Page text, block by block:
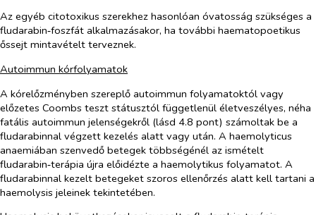
Az egyéb citotoxikus szerekhez hasonlóan óvatosság szükséges a
fludarabin‑foszfát alkalmazásakor, ha további haematopoetikus
őssejt mintavételt terveznek.
Autoimmun kórfolyamatok
A kórelőzményben szereplő autoimmun folyamatoktól vagy
előzetes Coombs teszt státusztól függetlenül életveszélyes, néha
fatális autoimmun jelenségekről (lásd 4.8 pont) számoltak be a
fludarabinnal végzett kezelés alatt vagy után. A haemolyticus
anaemiában szenvedő betegek többségénél az ismételt
fludarabin‑terápia újra előidézte a haemolytikus folyamatot. A
fludarabinnal kezelt betegeket szoros ellenőrzés alatt kell tartani a
haemolysis jeleinek tekintetében.